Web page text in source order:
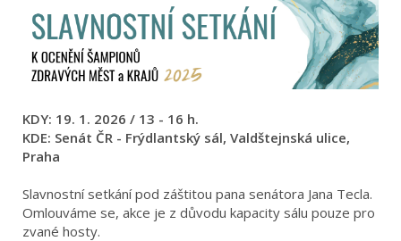
KDY: 19. 1. 2026 / 13 - 16 h.
KDE: Senát ČR - Frýdlantský sál, Valdštejnská ulice,
Praha
Slavnostní setkání pod záštitou pana senátora Jana Tecla.
Omlouváme se, akce je z důvodu kapacity sálu pouze pro
zvané hosty.